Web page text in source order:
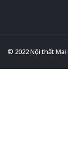
© 2022 Nội thất